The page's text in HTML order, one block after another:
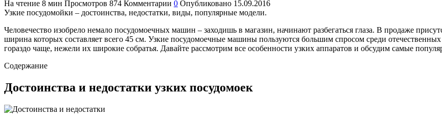
На чтение 8 мин Просмотров 874 Комментарии 0 Опубликовано 15.09.2016
Узкие посудомойки – достоинства, недостатки, виды, популярные модели.
Человечество изобрело немало посудомоечных машин – заходишь в магазин, начинают разбегаться глаза. В продаже
ширина которых составляет всего 45 см. Узкие посудомоечные машины пользуются большим спросом среди
гораздо чаще, нежели их широкие собратья. Давайте рассмотрим все особенности узких аппаратов и обсудим самые
Содержание
Достоинства и недостатки узких посудомоек